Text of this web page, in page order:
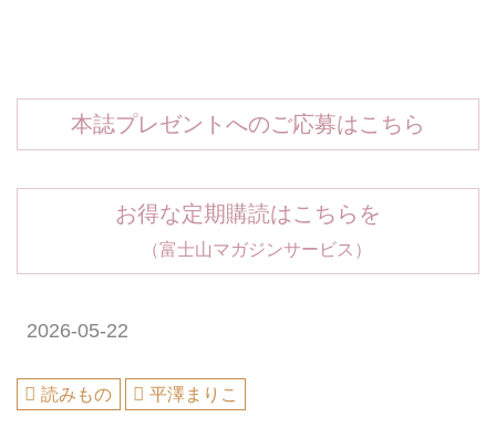
本誌プレゼントへのご応募はこちら
お得な定期購読はこちらを
（富士山マガジンサービス）
2026-05-22
読みもの 平澤まりこ